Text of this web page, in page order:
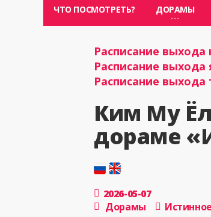
ЧТО ПОСМОТРЕТЬ? ДОРАМЫ
Расписание выхода
Расписание выхода
Расписание выхода
Ким Му
дораме
2026-05-07
Дорамы